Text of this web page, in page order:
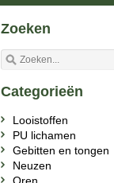
Zoeken
Categorieën
Looistoffen
PU lichamen
Gebitten en tongen
Neuzen